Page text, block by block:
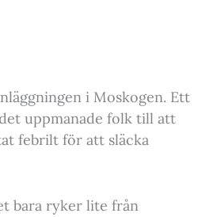
i Moskogen. Ett
uppmanade folk till att
febrilt för att släcka
bara ryker lite från